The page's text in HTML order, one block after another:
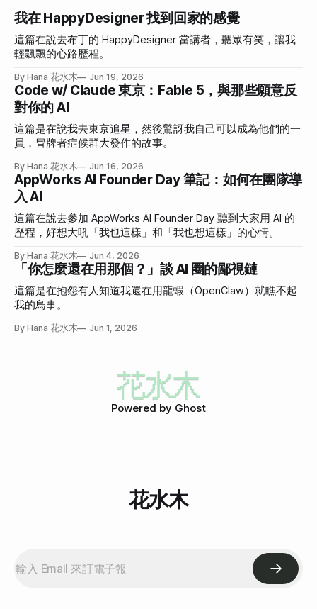
我在 HappyDesigner 找到回家的感覺
這篇在說去布丁的 HappyDesigner 當講者，聽眾有笑，讓我
輕飄飄的心路歷程。
By Hana 花水木 Jun 19, 2026
Code w/ Claude 東京：Fable 5，與那些願意反
對你的 AI
這篇是在說我去東京追星，然後驚訝我自己可以成為他們的一
員，冒牌者症候群大發作的故事。
By Hana 花水木 Jun 16, 2026
AppWorks AI Founder Day 筆記：如何在團隊導
入 AI
這篇在說去參加 AppWorks AI Founder Day 聽到大家用 AI 的
歷程，好想大吼「我也這樣」和「我也想這樣」的心情。
By Hana 花水木 Jun 4, 2026
「你怎麼還在用那個？」談 AI 圈的鄙視鏈
這篇是在抱怨有人知道我還在用龍蝦（OpenClaw）就瞧不起
我的鳥事。
By Hana 花水木 Jun 1, 2026
Powered by Ghost
花水木